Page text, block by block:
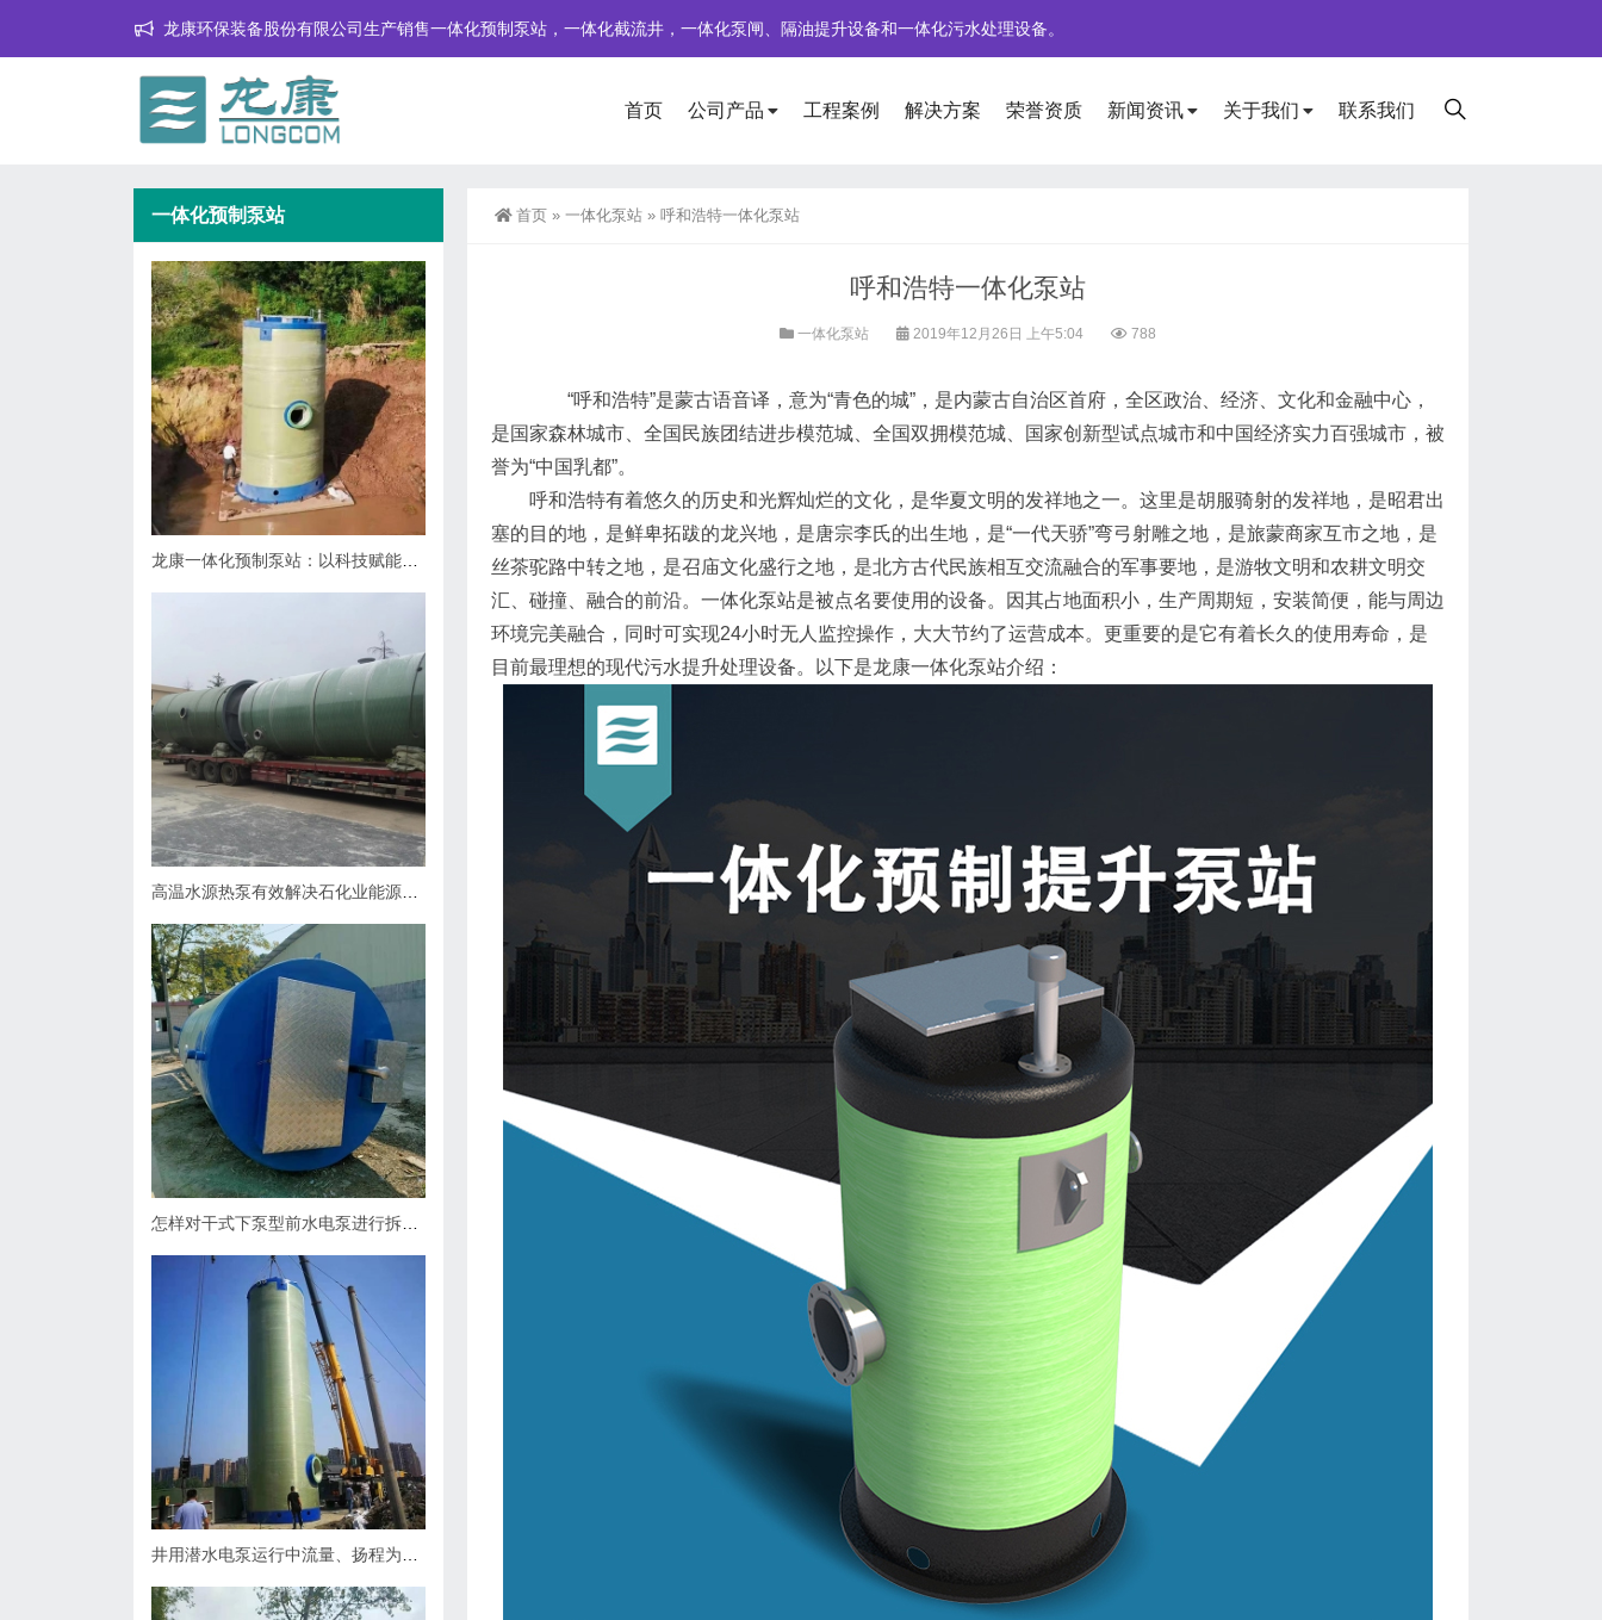
龙康环保装备股份有限公司生产销售一体化预制泵站，一体化截流井，一体化泵闸、隔油提升设备和一体化污水处理设备。
首页 公司产品 工程案例 解决方案 荣誉资质 新闻资讯 关于我们 联系我们
首页 » 一体化泵站 » 呼和浩特一体化泵站
呼和浩特一体化泵站
一体化泵站 2019年12月26日 上午5:04 788
“呼和浩特”是蒙古语音译，意为“青色的城”，是内蒙古自治区首府，全区政治、经济、文化和金融中心，
是国家森林城市、全国民族团结进步模范城、全国双拥模范城、国家创新型试点城市和中国经济实力百强城市，被
誉为“中国乳都”。
呼和浩特有着悠久的历史和光辉灿烂的文化，是华夏文明的发祥地之一。这里是胡服骑射的发祥地，是昭君出
塞的目的地，是鲜卑拓跋的龙兴地，是唐宗李氏的出生地，是“一代天骄”弯弓射雕之地，是旅蒙商家互市之地，是
丝茶驼路中转之地，是召庙文化盛行之地，是北方古代民族相互交流融合的军事要地，是游牧文明和农耕文明交
汇、碰撞、融合的前沿。一体化泵站是被点名要使用的设备。因其占地面积小，生产周期短，安装简便，能与周边
环境完美融合，同时可实现24小时无人监控操作，大大节约了运营成本。更重要的是它有着长久的使用寿命，是
目前最理想的现代污水提升处理设备。以下是龙康一体化泵站介绍：
一体化预制泵站